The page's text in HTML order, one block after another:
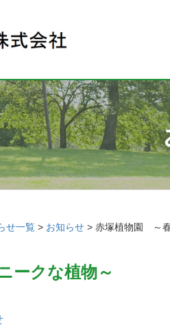
せ一覧 > お知らせ > 赤塚植物園 ～
ークな植物～